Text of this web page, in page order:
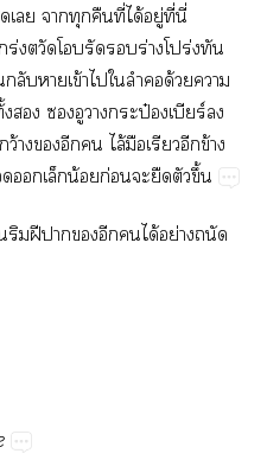
ได้​ู่​ี่​ี่​
​​​​​ร่​ปร่​​
ข้​​​​​ด้​​
ป๋​ร์​​
ไล้​​​​ข้​
น้​ก่​​​​ึ้
ฝี​​​​​ได้​ย่​